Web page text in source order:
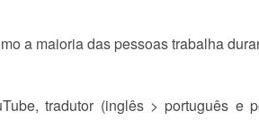
a maioria das pessoas trabalha
tradutor (inglês > português e